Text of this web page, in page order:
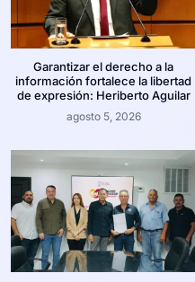
Garantizar el derecho a la
información fortalece la libertad
de expresión: Heriberto Aguilar
agosto 5, 2026